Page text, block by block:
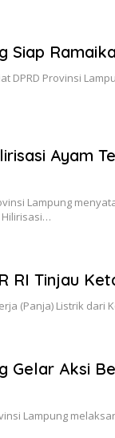
Siap
DPRD Provinsi
Ayam
Lampung
Hilirisasi…
RI Tinjau
(Panja) Listrik dari
Gelar Aksi
Lampung